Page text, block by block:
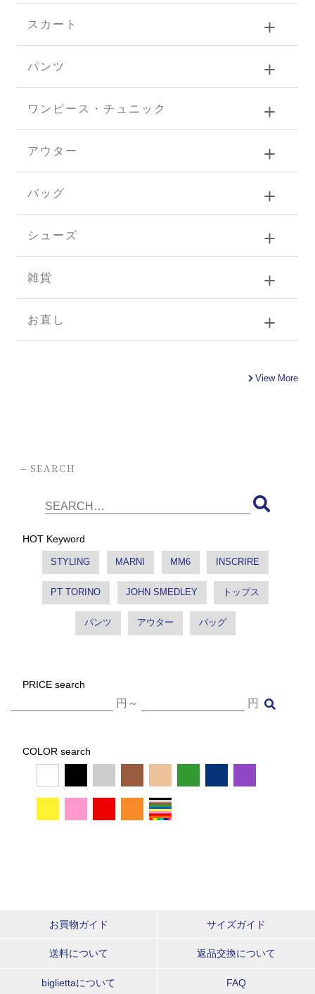
スカート
パンツ
ワンピース・チュニック
アウター
バッグ
シューズ
雑貨
お直し
View More
-SEARCH
HOT Keyword
STYLING MARNI MM6 INSCRIRE
PT TORINO JOHN SMEDLEY トップス
パンツ アウター バッグ
PRICE search
円～ 円
COLOR search
お買物ガイド サイズガイド
送料について 返品交換について
bigliettaについて FAQ